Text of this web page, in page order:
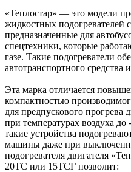
«Теплостар» — это модели
жидкостных подогревателей
предназначенные для
спецтехники, которые
газе. Такие подогреватели
автотранспортного средства
Эта марка отличается
компактностью
для предпускового прогрева
при температурах воздуха
такие устройства
машины даже при
подогревателя двигателя
20ТС или 15ТСГ позволит: